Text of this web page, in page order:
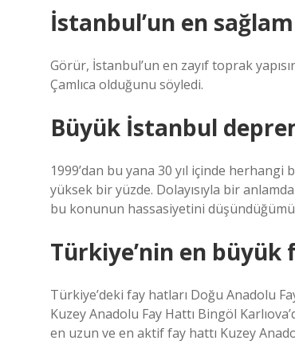
İstanbul’un en
Görür, İstanbul’un en zayıf toprak
Çamlıca olduğunu söyledi.
Büyük İstanbul
1999’dan bu yana 30 yıl içinde
yüksek bir yüzde. Dolayısıyla bir
bu konunun hassasiyetini
Türkiye’nin en büyük
Türkiye’deki fay hatları Doğu Anadolu
Kuzey Anadolu Fay Hattı Bingöl
en uzun ve en aktif fay hattı Kuzey